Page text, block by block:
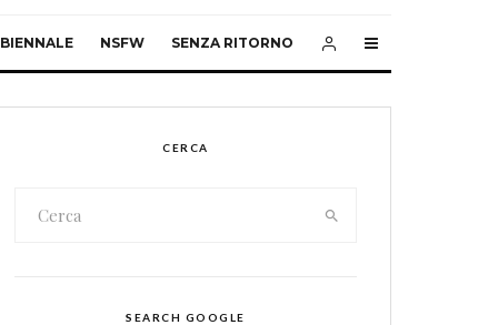
BIENNALE NSFW SENZA RITORNO
CERCA
SEARCH GOOGLE